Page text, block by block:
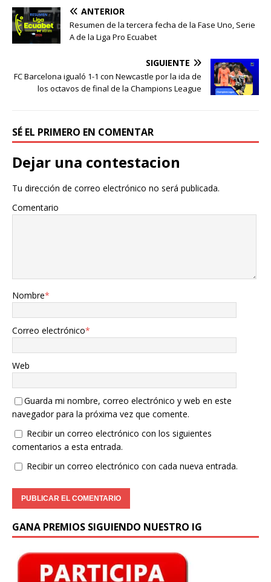
ANTERIOR
Resumen de la tercera fecha de la Fase Uno, Serie
A de la Liga Pro Ecuabet
SIGUIENTE
FC Barcelona igualó 1-1 con Newcastle por la ida de
los octavos de final de la Champions League
SÉ EL PRIMERO EN COMENTAR
Dejar una contestacion
Tu dirección de correo electrónico no será publicada.
Comentario
Nombre*
Correo electrónico*
Web
Guarda mi nombre, correo electrónico y web en este
navegador para la próxima vez que comente.
Recibir un correo electrónico con los siguientes
comentarios a esta entrada.
Recibir un correo electrónico con cada nueva entrada.
GANA PREMIOS SIGUIENDO NUESTRO IG